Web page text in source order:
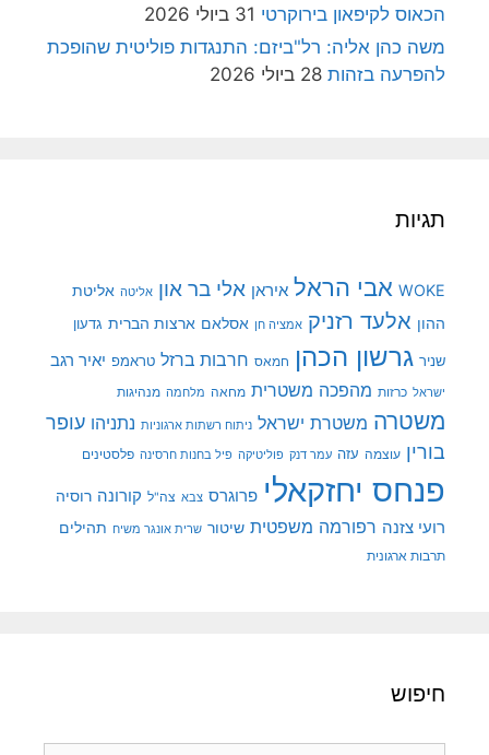
הכאוס לקיפאון בירוקרטי 31 ביולי 2026
משה כהן אליה: רל"ביזם: התנגדות פוליטית שהופכת
להפרעה בזהות 28 ביולי 2026
תגיות
WOKE אבי הראל איראן אלי בר און אליטה אליטת
ההון אלעד רזניק אמציה חן אסלאם ארצות הברית גדעון
שניר גרשון הכהן חמאס חרבות ברזל טראמפ יאיר רגב
ישראל כרזות מהפכה משטרית מחאה מלחמה מנהיגות
משטרה משטרת ישראל ניתוח רשתות ארגוניות נתניהו עופר
בורין עוצמה עזה עמר דנק פוליטיקה פיל בחנות חרסינה פלסטינים
פנחס יחזקאלי פרוגרס צבא צה"ל קורונה רוסיה
רועי צזנה רפורמה משפטית שיטור שרית אונגר משיח תהילים
תרבות ארגונית
חיפוש